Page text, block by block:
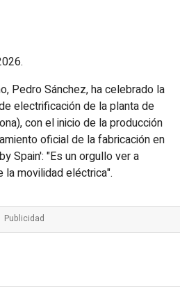
Pedro Sánchez, ha celebrado la
electrificación de la planta de
con el inicio de la producción
oficial de la fabricación en
Spain': "Es un orgullo ver a
la movilidad eléctrica".